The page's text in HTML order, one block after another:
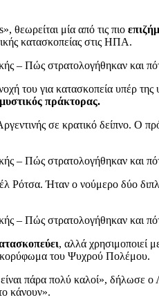
θεωρείται μία από τις πιο
κατασκοπείας στις ΗΠΑ.
του για κατασκοπεία υπέρ
πράκτορας.
σε κρατικό δείπνο. Ο
Ρότσα. Ήταν ο νούμερο δύο
, αλλά χρησιμοποιεί
του Ψυχρού Πολέμου.
πάρα πολύ καλοί», δήλωσε
κάνουν».